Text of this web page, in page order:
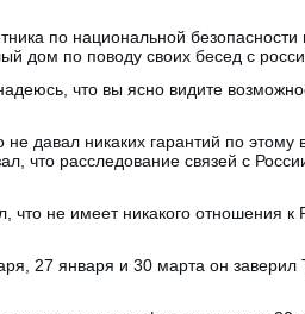
по национальной безопасности
дом по поводу своих бесед с
что вы ясно видите
давал никаких гарантий по этому
что расследование связей с
не имеет никакого отношения к
27 января и 30 марта он